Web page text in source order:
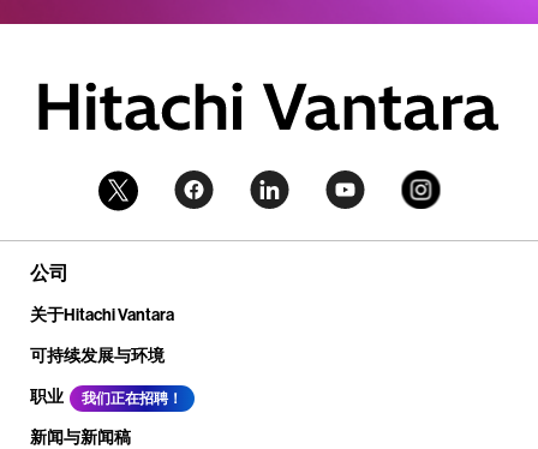
公司
关于Hitachi Vantara
可持续发展与环境
职业
我们正在招聘！
新闻与新闻稿